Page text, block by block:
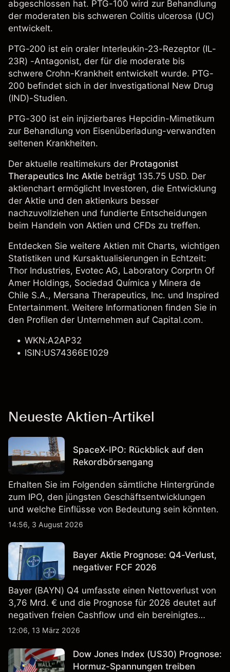
abgeschlossen hat. PTG-100 wird zur Behandlung
der moderaten bis schweren Colitis ulcerosa (UC)
entwickelt.
PTG-200 ist ein oraler Interleukin-23-Rezeptor (IL-
23R) -Antagonist, der für die moderate bis
schwere Crohn-Krankheit entwickelt wurde. PTG-
200 befindet sich in der Investigational New Drug
(IND)-Studien.
PTG-300 ist ein injizierbares Hepcidin-Mimetikum
zur Behandlung von Eisenüberladung-verwandten
seltenen Krankheiten.
Der aktuelle realtimekurs der Protagonist
Therapeutics Inc Aktie beträgt 135.75 USD. Der
aktienchart ermöglicht Investoren, die Entwicklung
der Aktie und den aktienkurs besser
nachzuvollziehen und fundierte Entscheidungen
beim Handeln von Aktien und CFDs zu treffen.
Entdecken Sie weitere Aktien mit Charts, wichtigen
Statistiken und Kursaktualisierungen in Echtzeit:
Thor Industries, Evotec AG, Laboratory Corprtn Of
Amer Holdings, Sociedad Química y Minera de
Chile S.A., Mersana Therapeutics, Inc. und Inspired
Entertainment. Weitere Informationen finden Sie in
den Profilen der Unternehmen auf Capital.com.
WKN:A2AP32
ISIN:US74366E1029
Neueste Aktien-Artikel
SpaceX-IPO: Rückblick auf den
Rekordbörsengang
Erhalten Sie im Folgenden sämtliche Hintergründe
zum IPO, den jüngsten Geschäftsentwicklungen
und welche Einflüsse von Bedeutung sein könnten.
14:56, 3 August 2026
Bayer Aktie Prognose: Q4-Verlust,
negativer FCF 2026
Bayer (BAYN) Q4 umfasste einen Nettoverlust von
3,76 Mrd. € und die Prognose für 2026 deutet auf
negativen freien Cashflow und ein bereinigtes
EBITDA von 9,6–10,1 Mrd. € hin. Die
verlässlicher Indikator für zukünftige Ergebnisse.
12:06, 13 März 2026
Dow Jones Index (US30) Prognose:
Hormuz-Spannungen treiben